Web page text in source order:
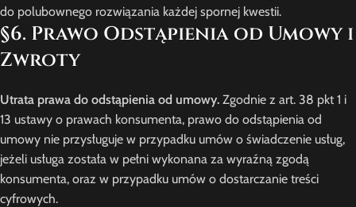
do polubownego rozwiązania każdej spornej kwestii.
§6. Prawo Odstąpienia od Umowy i
Zwroty
Utrata prawa do odstąpienia od umowy. Zgodnie z art. 38 pkt 1 i
13 ustawy o prawach konsumenta, prawo do odstąpienia od
umowy nie przysługuje w przypadku umów o świadczenie usług,
jeżeli usługa została w pełni wykonana za wyraźną zgodą
konsumenta, oraz w przypadku umów o dostarczanie treści
cyfrowych.